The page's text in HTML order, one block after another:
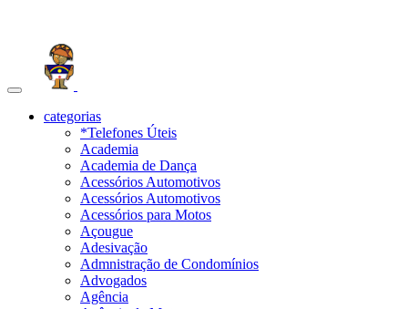
Toggle
navigationcategorias
*Telefones Úteis
Academia
Academia de Dança
Acessórios Automotivos
Acessórios Automotivos
Acessórios para Motos
Açougue
Adesivação
Admnistração de Condomínios
Advogados
Agência